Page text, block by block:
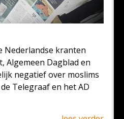
Nederlandse kranten
Algemeen Dagblad en
negatief over moslims
Telegraaf en het AD